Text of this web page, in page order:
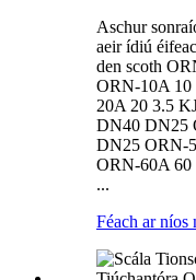
Aschur
aeir ídiú
den scoth
ORN-10A
20A 20 3.5
DN40 DN25
DN25 ORN-
ORN-60A 60
...
Féach ar níos